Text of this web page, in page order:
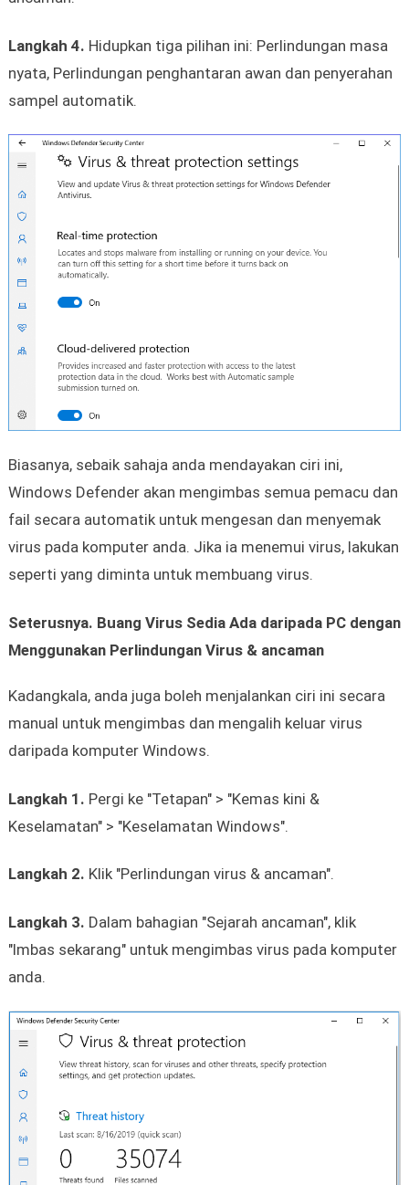
Langkah 4. Hidupkan tiga pilihan ini: Perlindungan masa
nyata, Perlindungan penghantaran awan dan penyerahan
sampel automatik.
Biasanya, sebaik sahaja anda mendayakan ciri ini,
Windows Defender akan mengimbas semua pemacu dan
fail secara automatik untuk mengesan dan menyemak
virus pada komputer anda. Jika ia menemui virus, lakukan
seperti yang diminta untuk membuang virus.
Seterusnya. Buang Virus Sedia Ada daripada PC dengan
Menggunakan Perlindungan Virus & ancaman
Kadangkala, anda juga boleh menjalankan ciri ini secara
manual untuk mengimbas dan mengalih keluar virus
daripada komputer Windows.
Langkah 1. Pergi ke "Tetapan" > "Kemas kini &
Keselamatan" > "Keselamatan Windows".
Langkah 2. Klik "Perlindungan virus & ancaman".
Langkah 3. Dalam bahagian "Sejarah ancaman", klik
"Imbas sekarang" untuk mengimbas virus pada komputer
anda.